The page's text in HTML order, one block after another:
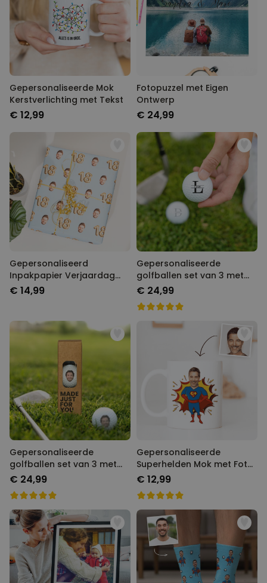
Gepersonaliseerde Mok
Kerstverlichting met Tekst
€ 12,99
Fotopuzzel met Eigen
Ontwerp
€ 24,99
Gepersonaliseerd
Inpakpapier Verjaardag
met Foto Gezicht
€ 14,99
Gepersonaliseerde
golfballen set van 3 met
monogram
€ 24,99
Gepersonaliseerde
golfballen set van 3 met
Foto
€ 24,99
Gepersonaliseerde
Superhelden Mok met Foto
Gezicht
€ 12,99